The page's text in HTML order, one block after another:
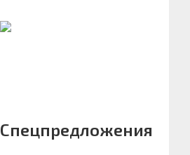
Спецпредложения